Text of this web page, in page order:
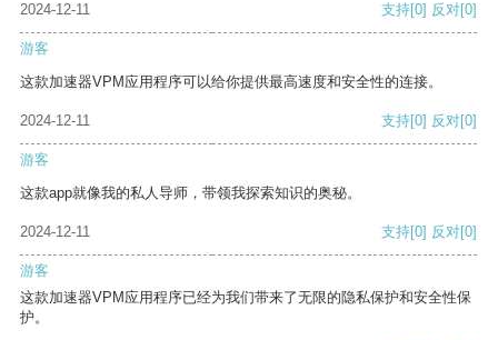
2024-12-11 支持[0] 反对[0]
游客
这款加速器VPM应用程序可以给你提供最高速度和安全性的连接。
2024-12-11 支持[0] 反对[0]
游客
这款app就像我的私人导师，带领我探索知识的奥秘。
2024-12-11 支持[0] 反对[0]
游客
这款加速器VPM应用程序已经为我们带来了无限的隐私保护和安全性保
护。